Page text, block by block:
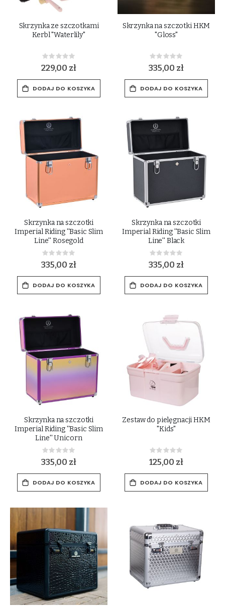
Skrzynka ze szczotkami
Kerbl "Waterlily"
Rating:
0%
229,00 zł
DODAJ DO KOSZYKA
Skrzynka na szczotki HKM
"Gloss"
Rating:
0%
335,00 zł
DODAJ DO KOSZYKA
Skrzynka na szczotki
Imperial Riding ''Basic Slim
Line'' Rosegold
Rating:
0%
335,00 zł
DODAJ DO KOSZYKA
Skrzynka na szczotki
Imperial Riding ''Basic Slim
Line'' Black
Rating:
0%
335,00 zł
DODAJ DO KOSZYKA
Skrzynka na szczotki
Imperial Riding ''Basic Slim
Line'' Unicorn
Rating:
0%
335,00 zł
DODAJ DO KOSZYKA
Zestaw do pielęgnacji HKM
"Kids"
Rating:
0%
125,00 zł
DODAJ DO KOSZYKA